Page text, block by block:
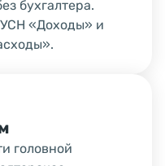
бухгалтера.
«Доходы» и
головной